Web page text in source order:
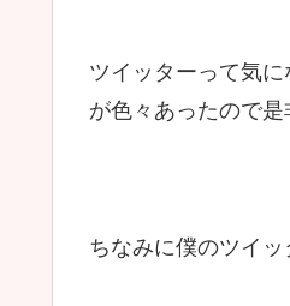
ツイッターって気
が色々あったので是
ちなみに僕のツイ